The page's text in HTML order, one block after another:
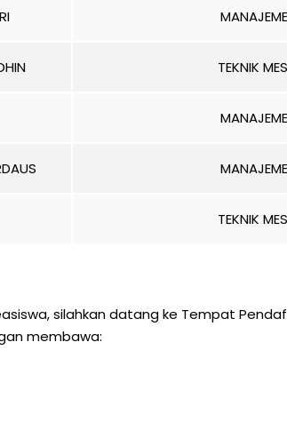
TEKNIK
TEKNIK
silahkan datang ke Tempat
membawa: